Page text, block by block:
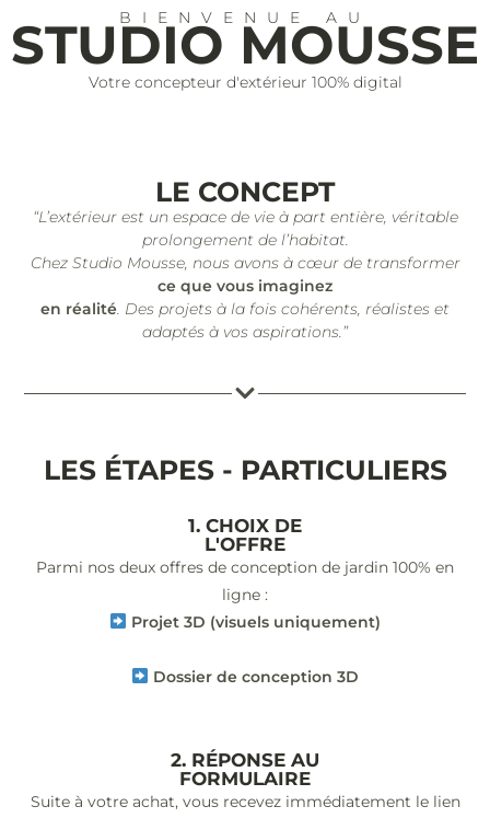
BIENVENUE AU
STUDIO MOUSSE
Votre concepteur d'extérieur 100% digital
LE CONCEPT
“L’extérieur est un espace de vie à part entière, véritable
prolongement de l’habitat.
Chez Studio Mousse, nous avons à cœur de transformer
ce que vous imaginez
en réalité. Des projets à la fois cohérents, réalistes et
adaptés à vos aspirations.”
LES ÉTAPES - PARTICULIERS
1. CHOIX DE
L'OFFRE
Parmi nos deux offres de conception de jardin 100% en
ligne :
Projet 3D (visuels uniquement)
Dossier de conception 3D
2. RÉPONSE AU
FORMULAIRE
Suite à votre achat, vous recevez immédiatement le lien